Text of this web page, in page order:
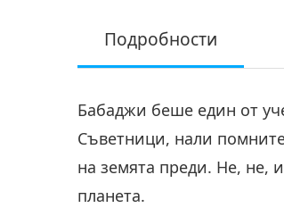
Подробности
Бабаджи беше един от
Съветници, нали
на земята преди. Не, не,
планета.